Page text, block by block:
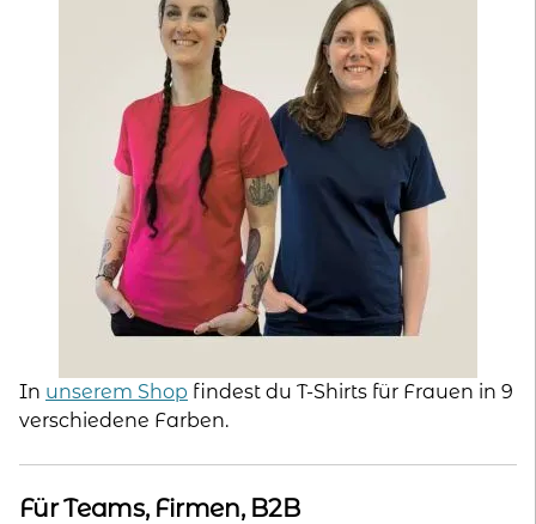
In unserem Shop findest du T-Shirts für Frauen in 9
verschiedene Farben.
Für Teams, Firmen, B2B